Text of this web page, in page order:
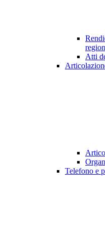
Atti
Telefono e